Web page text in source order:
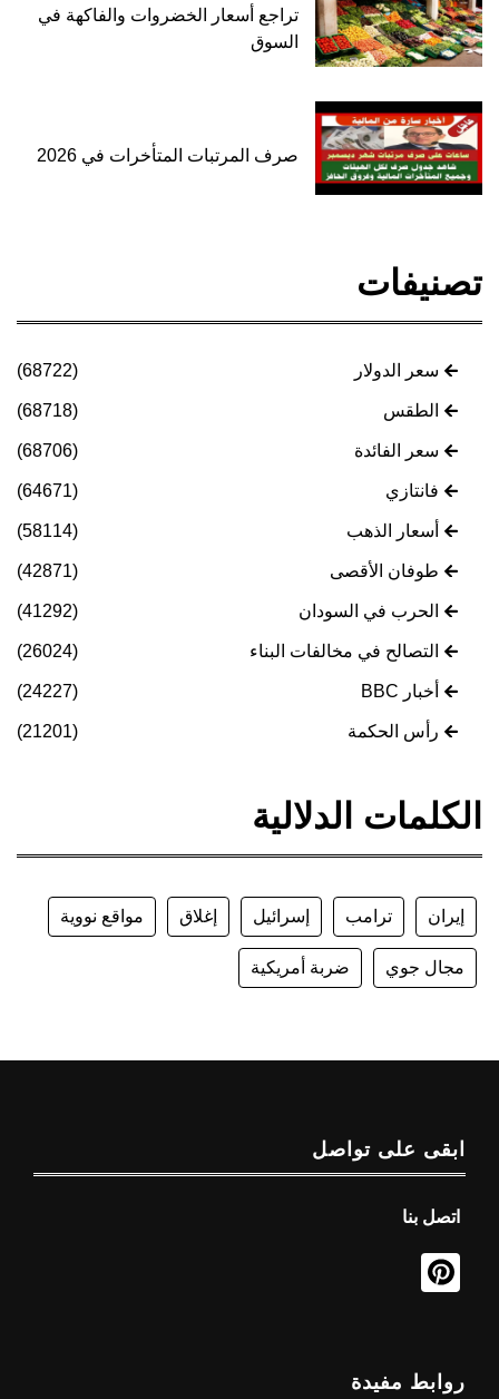
تراجع أسعار الخضروات والفاكهة في
السوق
صرف المرتبات المتأخرات في 2026
تصنيفات
سعر الدولار (68722)
الطقس (68718)
سعر الفائدة (68706)
فانتازي (64671)
أسعار الذهب (58114)
طوفان الأقصى (42871)
الحرب في السودان (41292)
التصالح في مخالفات البناء (26024)
أخبار BBC (24227)
رأس الحكمة (21201)
الكلمات الدلالية
إيران ترامب إسرائيل إغلاق مواقع نووية
مجال جوي ضربة أمريكية
ابقى على تواصل
اتصل بنا
روابط مفيدة